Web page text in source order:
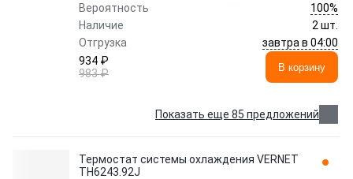
Вероятность
100%
Наличие
2 шт.
Отгрузка
завтра в 04:00
934 ₽
983 ₽
В корзину
Показать еще 85 предложений
Термостат системы охлаждения VERNET
TH6243.92J